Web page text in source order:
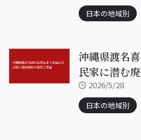
日本の地域別
沖縄県渡名
民家に潜む
2026/5/28
日本の地域別